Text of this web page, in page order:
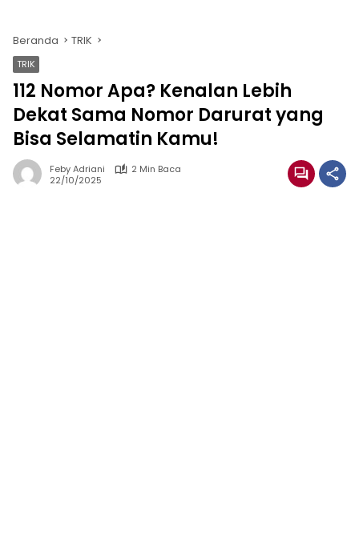
Beranda TRIK
TRIK
112 Nomor Apa? Kenalan Lebih
Dekat Sama Nomor Darurat yang
Bisa Selamatin Kamu!
Feby Adriani
2 Min Baca
22/10/2025